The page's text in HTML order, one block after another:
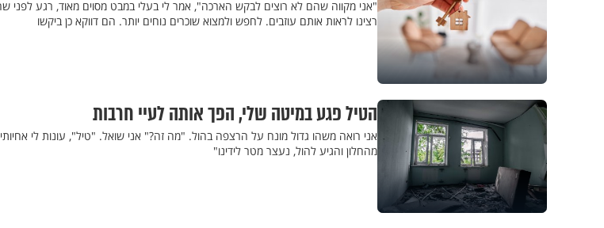
"אני מקווה שהם לא רוצים לבקש הארכה", אמר לי בעלי במבט מסוים מאוד, רגע לפני
רצינו לראות אותם עוזבים. לחפש ולמצוא שוכרים נוחים יותר. הם דווקא כן ביקשו
הטיל פגע במיטה שלי, הפך אותה לעיי חרבות
אני רואה משהו גדול מונח על הרצפה בהול. "מה זה?" אני שואל. "טיל", עונות לי
מהחלון והגיע להול, נעצר מטר לידינו"